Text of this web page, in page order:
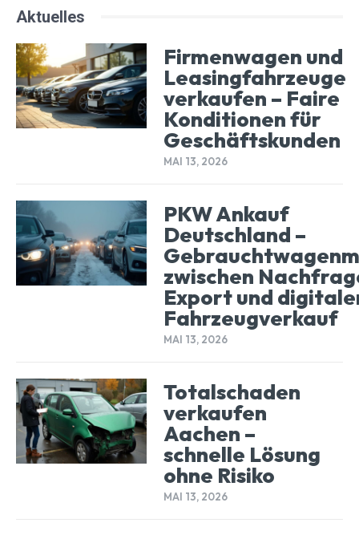
Aktuelles
Firmenwagen und
Leasingfahrzeuge
verkaufen – Faire
Konditionen für
Geschäftskunden
MAI 13, 2026
PKW Ankauf
Deutschland –
zwischen
Export und
Fahrzeugverkauf
MAI 13, 2026
Totalschaden
verkaufen
Aachen –
schnelle Lösung
ohne Risiko
MAI 13, 2026